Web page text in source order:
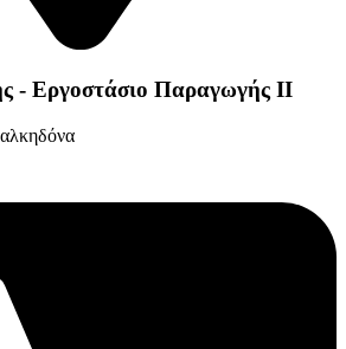
- Εργοστάσιο Παραγωγής ΙΙ